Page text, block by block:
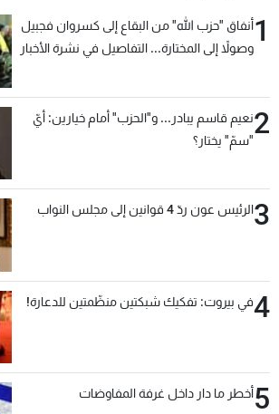
1أنفاق "حزب الله" من البقاع إلى كسروان فجبيل
وصولاً إلى المختارة... التفاصيل في نشرة الأخبار
2نعيم قاسم يبادر... و"الحزب" أمام خيارين: أيّ
"سمّ" يختار؟
3الرئيس عون ردّ 4 قوانين إلى مجلس النواب
4في بيروت: تفكيك شبكتين منظّمتين للدعارة!
5أخطر ما دار داخل غرفة المفاوضات